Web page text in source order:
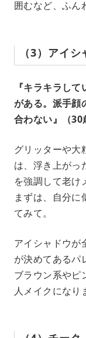
囲むなど、ふん
（3）アイシ
『キラキラし
がある。派手顔
合わない』（30
グリッターや大
は、浮き上がっ
を強調して老け
まずは、自分に
てみて。
アイシャドウが
が決めてあるパ
ブラウン系やピ
人メイクになり